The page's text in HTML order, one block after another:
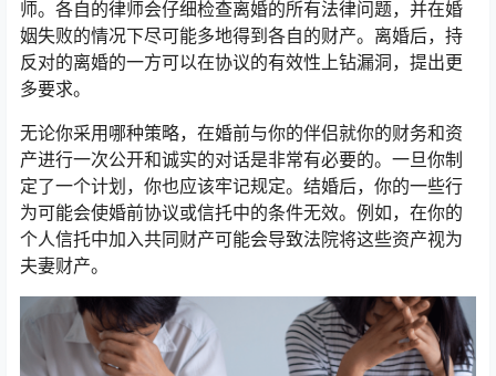
师。各自的律师会仔细检查离婚的所有法律问题，并在婚
姻失败的情况下尽可能多地得到各自的财产。离婚后，持
反对的离婚的一方可以在协议的有效性上钻漏洞，提出更
多要求。
无论你采用哪种策略，在婚前与你的伴侣就你的财务和资
产进行一次公开和诚实的对话是非常有必要的。一旦你制
定了一个计划，你也应该牢记规定。结婚后，你的一些行
为可能会使婚前协议或信托中的条件无效。例如，在你的
个人信托中加入共同财产可能会导致法院将这些资产视为
夫妻财产。